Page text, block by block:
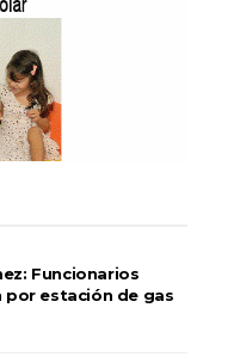
Funcionarios
estación de gas